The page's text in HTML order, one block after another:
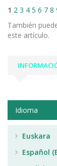
1 2 3 4 5 6 7 8
También
este artículo.
Idioma
Euskara
Español